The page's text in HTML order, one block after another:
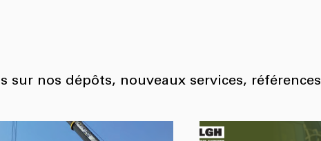
sur nos dépôts, nouveaux services, références